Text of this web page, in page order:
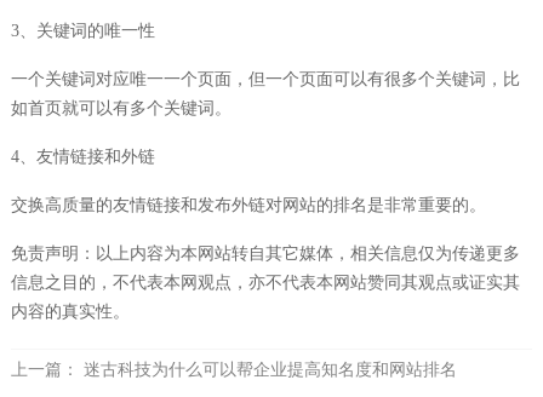
3、关键词的唯一性
一个关键词对应唯一一个页面，但一个页面可以有很多个关键词，比
如首页就可以有多个关键词。
4、友情链接和外链
交换高质量的友情链接和发布外链对网站的排名是非常重要的。
免责声明：以上内容为本网站转自其它媒体，相关信息仅为传递更多
信息之目的，不代表本网观点，亦不代表本网站赞同其观点或证实其
内容的真实性。
上一篇： 迷古科技为什么可以帮企业提高知名度和网站排名